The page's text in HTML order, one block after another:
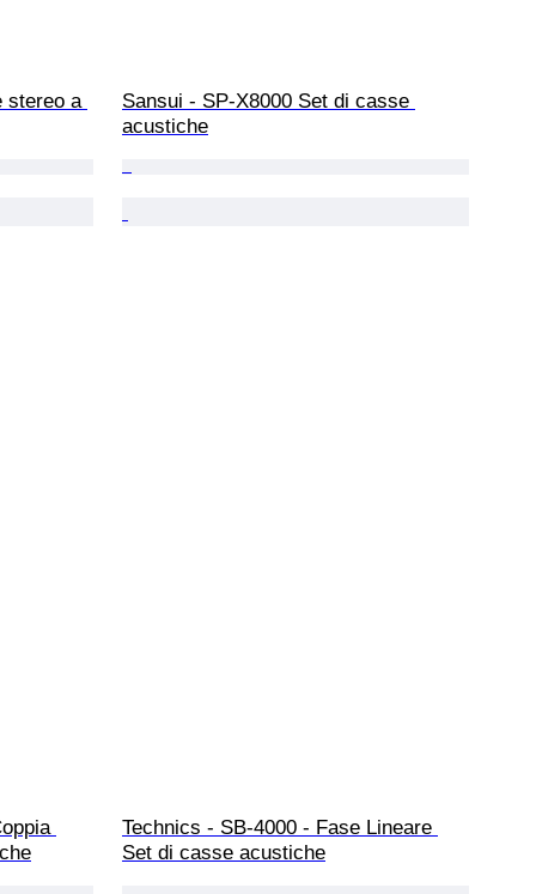
stereo a
Sansui - SP-X8000 Set di casse
acustiche
Technics - SB-4000 - Fase Lineare
Set di casse acustiche